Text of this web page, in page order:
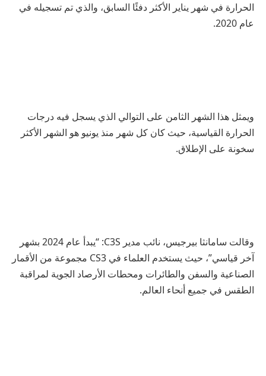
الحرارة في شهر يناير الأكثر دفئًا السابق، والذي تم تسجيله في
عام 2020.
ويمثل هذا الشهر الثامن على التوالي الذي يسجل فيه درجات
الحرارة القياسية، حيث كان كل شهر منذ يونيو هو الشهر الأكثر
سخونة على الإطلاق.
وقالت سامانثا بيرجيس، نائب مدير C3S: “يبدأ عام 2024 بشهر
آخر قياسي”، حيث يستخدم العلماء في CS3 مجموعة من الأقمار
الصناعية والسفن والطائرات ومحطات الأرصاد الجوية لمراقبة
الطقس في جميع أنحاء العالم.